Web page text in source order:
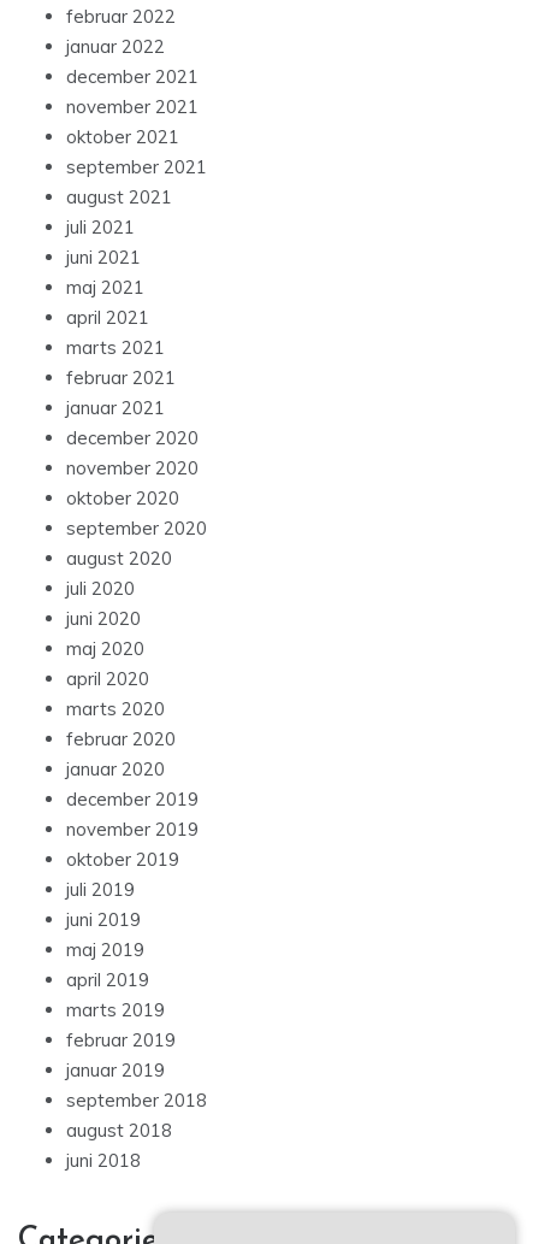
februar 2022
januar 2022
december 2021
november 2021
oktober 2021
september 2021
august 2021
juli 2021
juni 2021
maj 2021
april 2021
marts 2021
februar 2021
januar 2021
december 2020
november 2020
oktober 2020
september 2020
august 2020
juli 2020
juni 2020
maj 2020
april 2020
marts 2020
februar 2020
januar 2020
december 2019
november 2019
oktober 2019
juli 2019
juni 2019
maj 2019
april 2019
marts 2019
februar 2019
januar 2019
september 2018
august 2018
juni 2018